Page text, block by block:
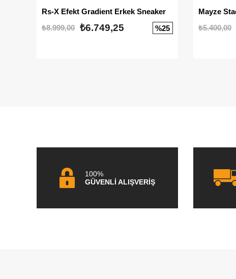
Rs-X Efekt Gradient Erkek Sneaker
₺8.999,00 ₺6.749,25 %25
₺5.400,00
100%
GÜVENLİ ALIŞVERİŞ